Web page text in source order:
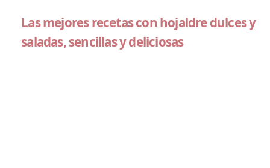
Las mejores recetas con hojaldre dulces y
saladas, sencillas y deliciosas